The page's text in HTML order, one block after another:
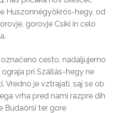
Huszonnégyökrös-hegy, od
gorovje Csíki in celo
cesto, nadaljujemo
pri Szállás-hegy ne
Vredno je vztrajati, saj se ob
vrha pred nami razpre dih
Budaörsi ter gore